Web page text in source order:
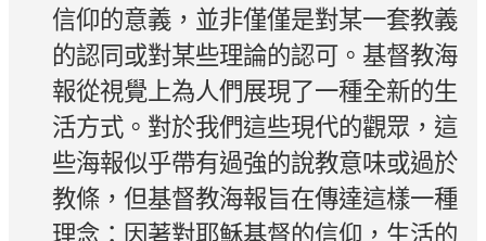
信仰的意義，並非僅僅是對某一套教義
的認同或對某些理論的認可。基督教海
報從視覺上為人們展現了一種全新的生
活方式。對於我們這些現代的觀眾，這
些海報似乎帶有過強的說教意味或過於
教條，但基督教海報旨在傳達這樣一種
理念：因著對耶穌基督的信仰，生活的